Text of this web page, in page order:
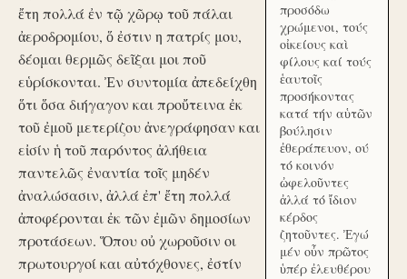
ἔτη πολλά ἐν τῷ χῶρῳ τοῦ πάλαι
ἀεροδρομίου, ὅ ἐστιν η πατρίς μου,
δέομαι θερμῶς δεῖξαι μοι ποῦ
εὑρίσκονται. Ἐν συντομία ἀπεδείχθη
ὅτι ὅσα διήγαγον και προὔτεινα ἐκ
τοῦ ἐμοῦ μετερίζου ἀνεγράφησαν και
εἰσίν ἡ τοῦ παρόντος ἀλήθεια
παντελῶς ἐναντία τοῖς μηδέν
ἀναλώσασιν, ἀλλά ἐπ' ἔτη πολλά
ἀποφέρονται ἐκ τῶν ἐμῶν δημοσίων
προτάσεων. Ὅπου οὐ χωροῦσιν οι
πρωτουργοί και αὐτόχθονες, ἐστίν
προσόδω
χρώμενοι, τούς
οἰκείους καὶ
φίλους καί τούς
ἑαυτοῖς
προσήκοντας
κατά τήν αὑτῶν
βούλησιν
ἐθεράπευον, ού
τό κοινόν
ὠφελοῦντες
ἀλλά τό ἴδιον
κέρδος
ζητοῦντες. Ἐγώ
μέν οὖν πρῶτος
ὑπέρ ἐλευθέρου